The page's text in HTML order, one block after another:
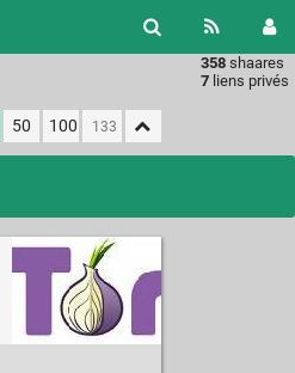
358 shaares
7 liens privés
50 100